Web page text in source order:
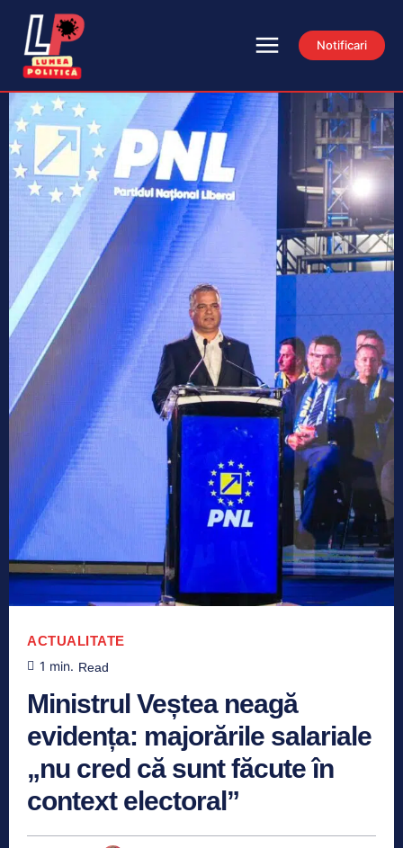
Notificari
ACTUALITATE
1 min. Read
Ministrul Veștea neagă
evidența: majorările salariale
„nu cred că sunt făcute în
context electoral”